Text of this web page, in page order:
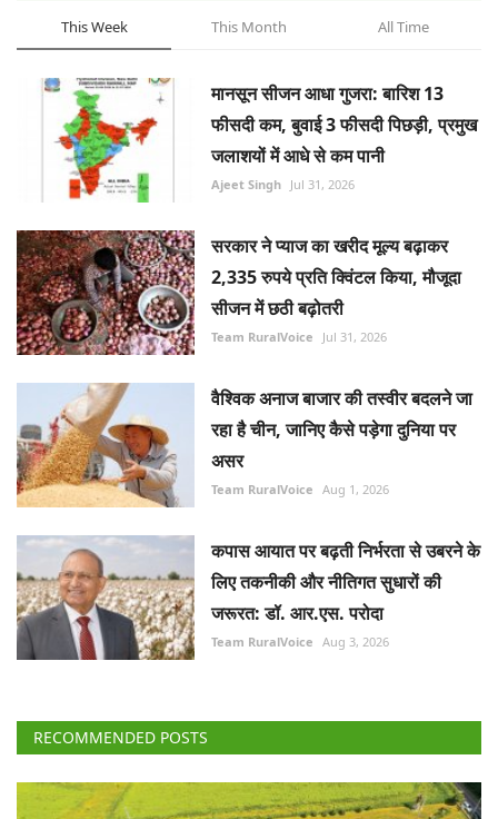
Agri Start-Ups
Language
English Hindi
This Week This Month All Time
मानसून सीजन आधा गुजरा: बारिश 13
फीसदी कम, बुवाई 3 फीसदी पिछड़ी, प्रमुख
जलाशयों में आधे से कम पानी
Ajeet Singh Jul 31, 2026
सरकार ने प्याज का खरीद मूल्य बढ़ाकर
2,335 रुपये प्रति क्विंटल किया, मौजूदा
सीजन में छठी बढ़ोतरी
Team RuralVoice Jul 31, 2026
वैश्विक अनाज बाजार की तस्वीर बदलने जा
रहा है चीन, जानिए कैसे पड़ेगा दुनिया पर
असर
Team RuralVoice Aug 1, 2026
कपास आयात पर बढ़ती निर्भरता से उबरने के
लिए तकनीकी और नीतिगत सुधारों की
जरूरत: डॉ. आर.एस. परोदा
Team RuralVoice Aug 3, 2026
RECOMMENDED POSTS